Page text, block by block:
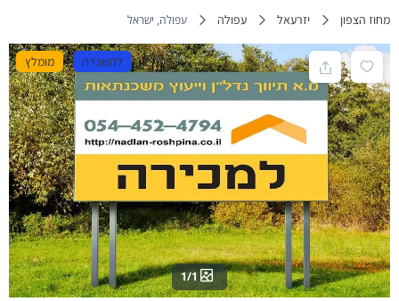
מחוז הצפון יזרעאל עפולה עפולה, ישראל
להשכרה מומלץ
1/1